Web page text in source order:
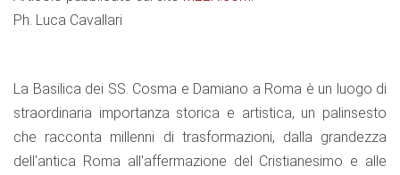
Ph. Luca Cavallari
La Basilica dei SS. Cosma e Damiano a Roma è un luogo di
straordinaria importanza storica e artistica, un palinsesto
che racconta millenni di trasformazioni, dalla grandezza
dell'antica Roma all'affermazione del Cristianesimo e alle